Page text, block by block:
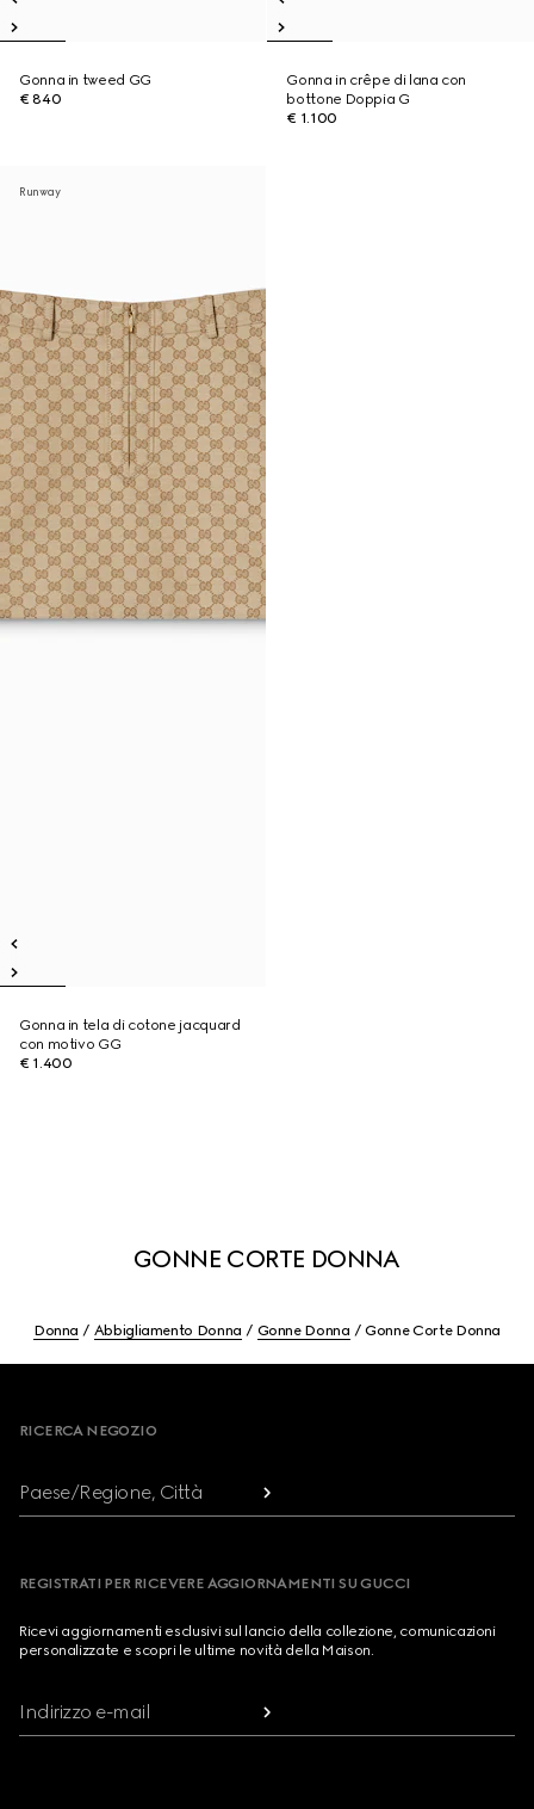
Gonna in tweed GG
€ 840
Gonna in crêpe di lana con
bottone Doppia G
€ 1.100
Runway
Gonna in tela di cotone jacquard
con motivo GG
€ 1.400
GONNE CORTE DONNA
Donna Abbigliamento Donna Gonne Donna Gonne Corte Donna
RICERCA NEGOZIO
Paese/Regione, Città
REGISTRATI PER RICEVERE AGGIORNAMENTI SU GUCCI
Ricevi aggiornamenti esclusivi sul lancio della collezione, comunicazioni
personalizzate e scopri le ultime novità della Maison.
Indirizzo e-mail